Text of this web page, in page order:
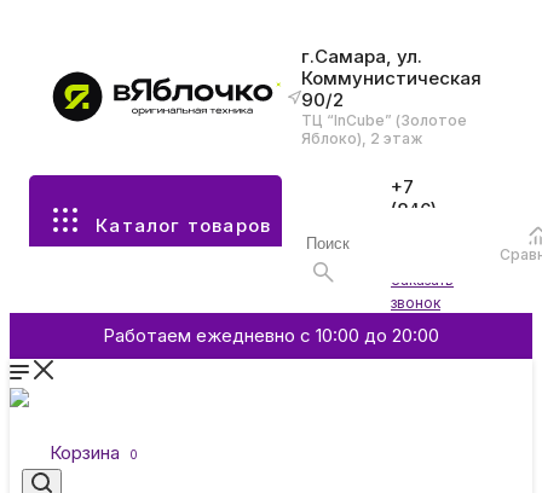
г.Самара, ул.
Коммунистическая
90/2
ТЦ “InCube” (Золотое
Яблоко), 2 этаж
Каталог товаров
+7
(846)
Заказать
звонок
Работаем ежедневно с 10:00 до 20:00
Корзина 0
Все разделы каталога
Аксессуары
Смартфоны и гаджеты